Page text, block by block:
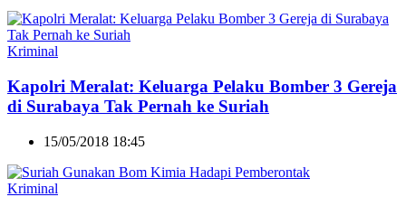
Kriminal
Kapolri Meralat: Keluarga Pelaku Bomber 3 Gereja
di Surabaya Tak Pernah ke Suriah
15/05/2018 18:45
Kriminal